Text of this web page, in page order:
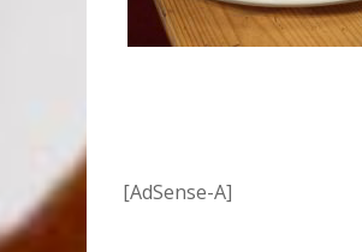
[AdSense-A]